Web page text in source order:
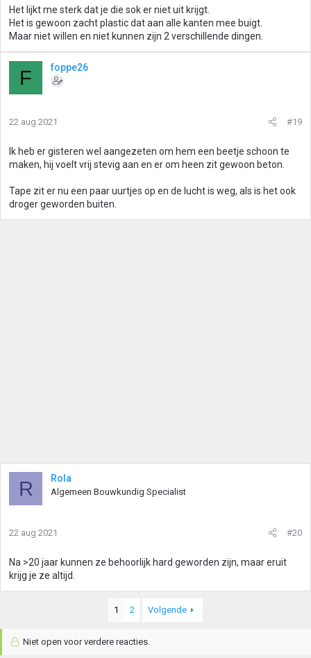
Het lijkt me sterk dat je die sok er niet uit krijgt.
Het is gewoon zacht plastic dat aan alle kanten mee buigt.
Maar niet willen en niet kunnen zijn 2 verschillende dingen.
F foppe26
22 aug 2021 #19
Ik heb er gisteren wel aangezeten om hem een beetje schoon te
maken, hij voelt vrij stevig aan en er om heen zit gewoon beton.
Tape zit er nu een paar uurtjes op en de lucht is weg, als is het ook
droger geworden buiten.
R Rola
Algemeen Bouwkundig Specialist
22 aug 2021 #20
Na >20 jaar kunnen ze behoorlijk hard geworden zijn, maar eruit
krijg je ze altijd.
1 2 Volgende
Niet open voor verdere reacties.